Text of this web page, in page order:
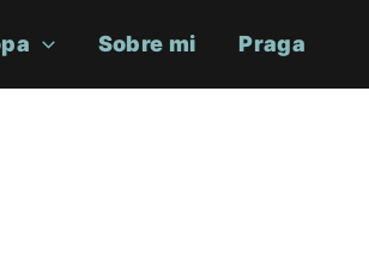
Sobre mi Praga